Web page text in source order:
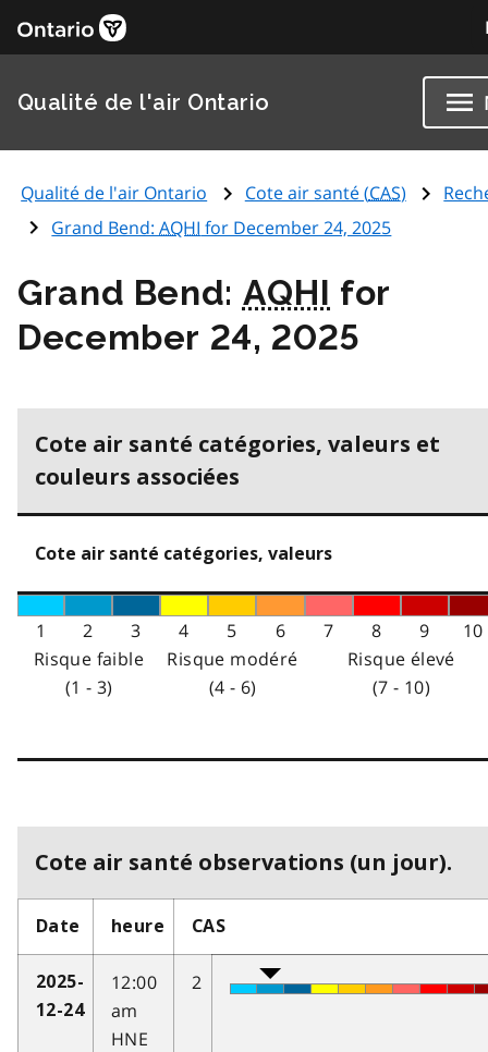
Qualité de l'air Ontario
Qualité de l'air Ontario Cote air santé (CAS)
Grand Bend:AQHI for December 24, 2025
Grand Bend: AQHI for
December 24, 2025
Cote air santé catégories, valeurs et
couleurs associées
Cote air santé catégories, valeurs
1 2 3 4 5 6 7 8 9
10
Risque faible
(1 - 3)
Risque modéré
(4 - 6)
Risque élevé
(7 - 10)
Cote air santé observations (un jour).
Date heure CAS
2025-
12-24
12:00
am
HNE
2